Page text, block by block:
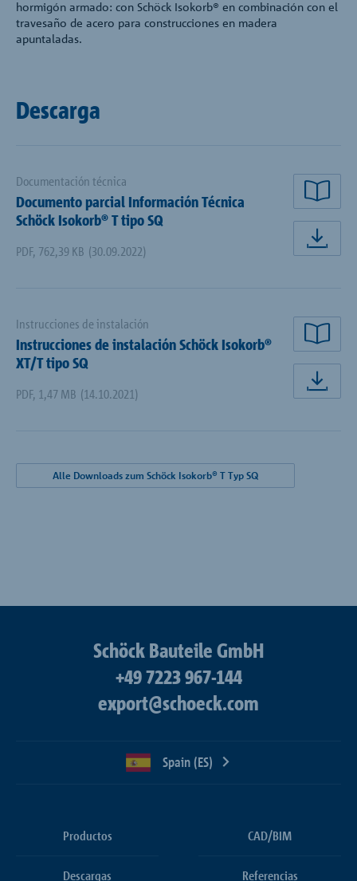
hormigón armado: con Schöck Isokorb® en combinación con el
travesaño de acero para construcciones en madera
apuntaladas.
Descarga
Documentación técnica
Documento parcial Información Técnica
Schöck Isokorb® T tipo SQ
PDF, 762,39 KB (30.09.2022)
Instrucciones de instalación
Instrucciones de instalación Schöck Isokorb®
XT/T tipo SQ
PDF, 1,47 MB (14.10.2021)
Alle Downloads zum Schöck Isokorb® T Typ SQ
Schöck Bauteile GmbH
+49 7223 967-144
export@schoeck.com
Spain (ES)
Productos CAD/BIM
Descargas Referencias